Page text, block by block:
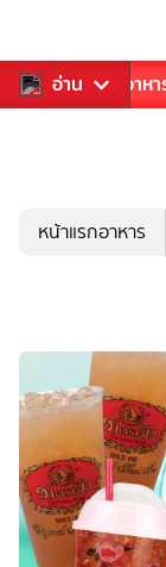
อ่าน
การเพลง อาห
หน้าแรกอาหาร